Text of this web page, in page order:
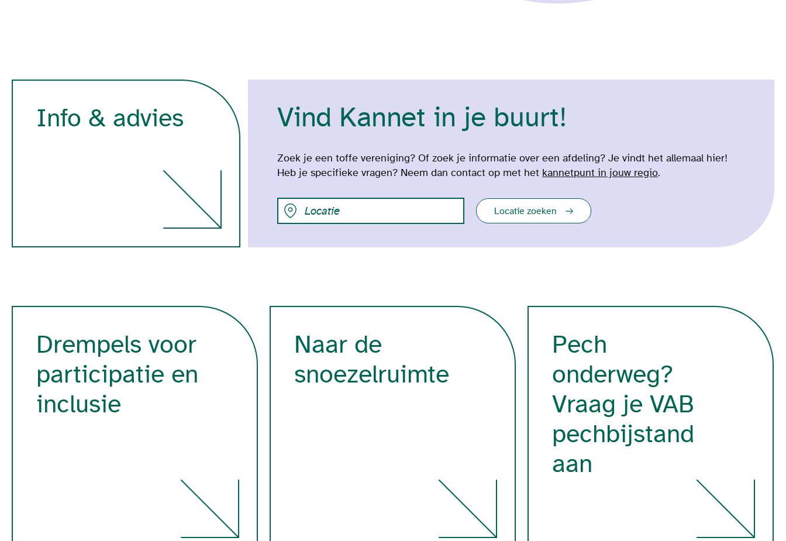
Info & advies Vind Kannet in je buurt!
Zoek je een toffe vereniging? Of zoek je informatie over een afdeling? Je vindt het allemaal hier!
Heb je specifieke vragen? Neem dan contact op met het kannetpunt in jouw regio.
Locatie zoeken
Drempels voor
participatie en
inclusie
Naar de
snoezelruimte
Pech
onderweg?
Vraag je VAB
pechbijstand
aan